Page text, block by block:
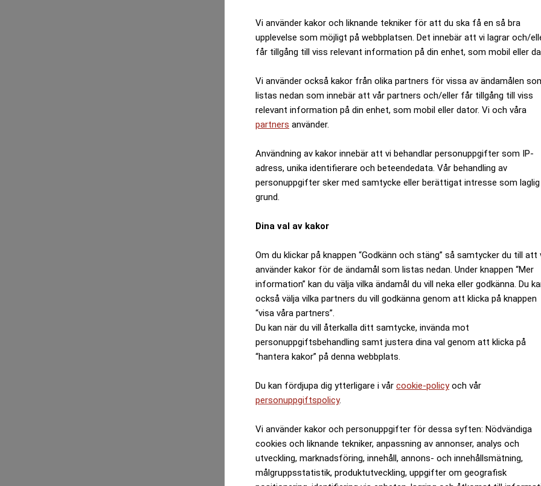
Vi använder kakor och liknande tekniker för att du ska få en så bra
upplevelse som möjligt på webbplatsen. Det innebär att vi lagrar och/
får tillgång till viss relevant information på din enhet, som mobil eller
Vi använder också kakor från olika partners för vissa av ändamålen
listas nedan som innebär att vår partners och/eller får tillgång till viss
relevant information på din enhet, som mobil eller dator. Vi och våra
partners använder.
Användning av kakor innebär att vi behandlar personuppgifter som IP-
adress, unika identifierare och beteendedata. Vår behandling av
personuppgifter sker med samtycke eller berättigat intresse som laglig
grund.
Dina val av kakor
Om du klickar på knappen “Godkänn och stäng” så samtycker du till att
använder kakor för de ändamål som listas nedan. Under knappen “Mer
information” kan du välja vilka ändamål du vill neka eller godkänna. Du
också välja vilka partners du vill godkänna genom att klicka på knappen
“visa våra partners”.
Du kan när du vill återkalla ditt samtycke, invända mot
personuppgiftsbehandling samt justera dina val genom att klicka på
“hantera kakor” på denna webbplats.
Du kan fördjupa dig ytterligare i vår cookie-policyoch vår
personuppgiftspolicy.
Vi använder kakor och personuppgifter för dessa syften: Nödvändiga
cookies och liknande tekniker, anpassning av annonser, analys och
utveckling, marknadsföring, innehåll, annons- och innehållsmätning,
målgruppsstatistik, produktutveckling, uppgifter om geografisk